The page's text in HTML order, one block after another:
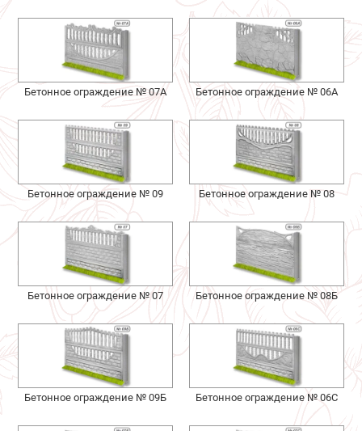
Бетонное ограждение № 07А Бетонное ограждение № 06А
Бетонное ограждение № 09 Бетонное ограждение № 08
Бетонное ограждение № 07 Бетонное ограждение № 08Б
Бетонное ограждение № 09Б Бетонное ограждение № 06С